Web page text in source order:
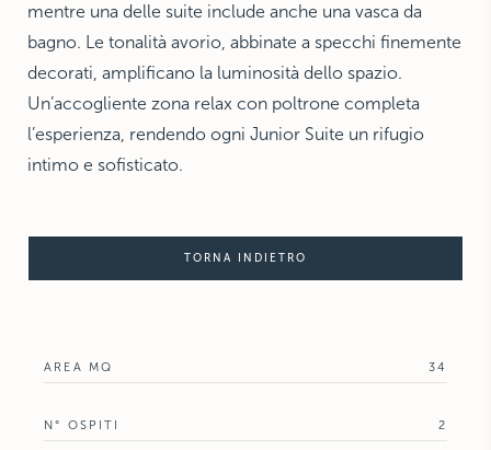
mentre una delle suite include anche una vasca da
bagno. Le tonalità avorio, abbinate a specchi finemente
decorati, amplificano la luminosità dello spazio.
Un’accogliente zona relax con poltrone completa
l’esperienza, rendendo ogni Junior Suite un rifugio
intimo e sofisticato.
TORNA INDIETRO
AREA MQ 34
N° OSPITI 2